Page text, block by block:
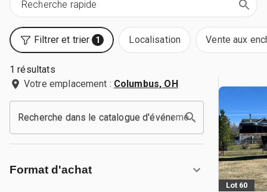
Filtrer et trier 1 Localisation Vente aux
1 résultats
Votre emplacement : Columbus, OH
Recherche dans le catalogue d'événements
Format d'achat
Lot 60